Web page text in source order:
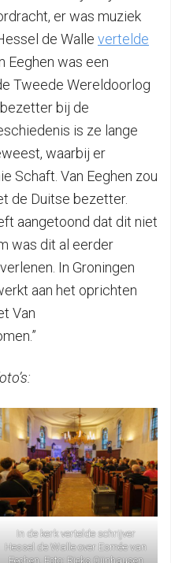
er was muziek
de Walle vertelde
Eeghen was een
Tweede Wereldoorlog
bij de
is ze lange
waarbij er
Schaft. Van Eeghen zou
de Duitse bezetter.
aangetoond dat dit niet
was dit al eerder
In Groningen
aan het oprichten
Van
In de kerk vertelde schrijver
Hessel de Walle over Esmée van
Eechen. Foto: Rieks Oijnhausen